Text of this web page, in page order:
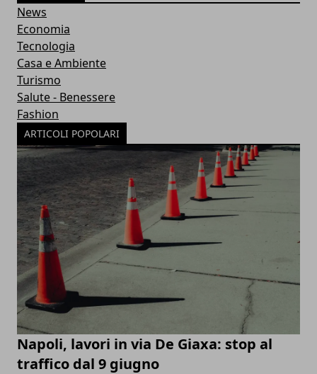
News
Economia
Tecnologia
Casa e Ambiente
Turismo
Salute - Benessere
Fashion
ARTICOLI POPOLARI
Napoli, lavori in via De Giaxa: stop al
traffico dal 9 giugno